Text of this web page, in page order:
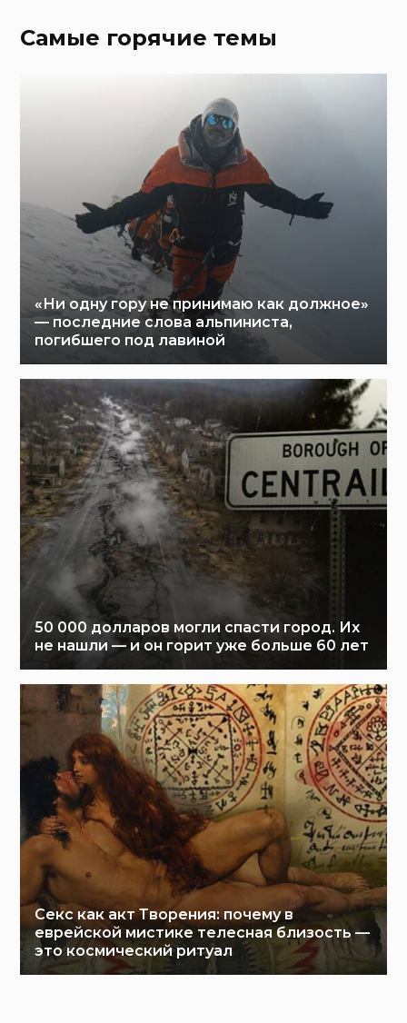
Самые горячие темы
«Ни одну гору не принимаю как должное»
— последние слова альпиниста,
погибшего под лавиной
50 000 долларов могли спасти город. Их
не нашли — и он горит уже больше 60 лет
Секс как акт Творения: почему в
еврейской мистике телесная близость —
это космический ритуал